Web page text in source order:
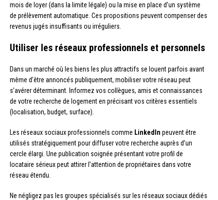
mois de loyer (dans la limite légale) ou la mise en place d’un système
de prélèvement automatique. Ces propositions peuvent compenser des
revenus jugés insuffisants ou irréguliers.
Utiliser les réseaux professionnels et personnels
Dans un marché où les biens les plus attractifs se louent parfois avant
même d’être annoncés publiquement, mobiliser votre réseau peut
s’avérer déterminant. Informez vos collègues, amis et connaissances
de votre recherche de logement en précisant vos critères essentiels
(localisation, budget, surface).
Les réseaux sociaux professionnels comme LinkedIn peuvent être
utilisés stratégiquement pour diffuser votre recherche auprès d’un
cercle élargi. Une publication soignée présentant votre profil de
locataire sérieux peut attirer l’attention de propriétaires dans votre
réseau étendu.
Ne négligez pas les groupes spécialisés sur les réseaux sociaux dédiés